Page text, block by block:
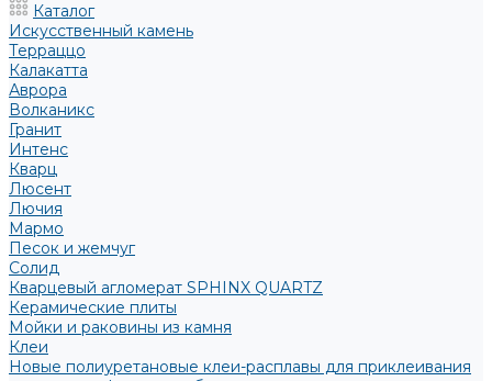
Каталог
Искусственный камень
Терраццо
Калакатта
Аврора
Волканикс
Гранит
Интенс
Кварц
Люсент
Лючия
Мармо
Песок и жемчуг
Солид
Кварцевый агломерат SPHINX QUARTZ
Керамические плиты
Мойки и раковины из камня
Клеи
Новые полиуретановые клеи-расплавы для приклеивания